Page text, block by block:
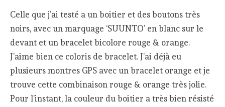
Celle que j’ai testé a un boitier et des boutons très
noirs, avec un marquage ‘SUUNTO’ en blanc sur le
devant et un bracelet bicolore rouge & orange.
J’aime bien ce coloris de bracelet. J’ai déjà eu
plusieurs montres GPS avec un bracelet orange et je
trouve cette combinaison rouge & orange très jolie.
Pour l’instant, la couleur du boitier a très bien résisté